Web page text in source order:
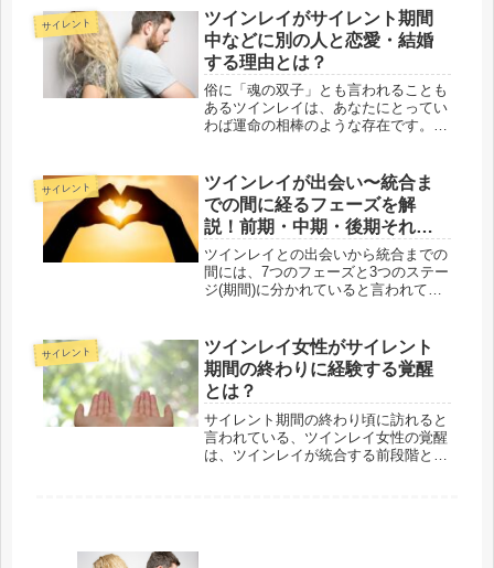
ないのではないかと不安になることも
あるでしょう。しかし、本当にこのま
ま...
サイレント
ツインレイがサイレント期間
中などに別の人と恋愛・結婚
する理由とは？
俗に「魂の双子」とも言われることも
あるツインレイは、あなたにとってい
わば運命の相棒のような存在です。そ
たの人生が大きく変化するとされてい
ます。ですが、現実的にはツインレイ
以...
サイレント
ツインレイが出会い〜統合ま
での間に経るフェーズを解
説！前期・中期・後期それぞ
れどんなことが起こる？
ツインレイとの出会いから統合までの
間には、7つのフェーズと3つのステー
ジ(期間)に分かれていると言われてい
なものがあるのか、それぞれの段階・
ステージではどのようなことが起こ...
サイレント
ツインレイ女性がサイレント
期間の終わりに経験する覚醒
とは？
サイレント期間の終わり頃に訪れると
言われている、ツインレイ女性の覚醒
は、ツインレイが統合する前段階とし